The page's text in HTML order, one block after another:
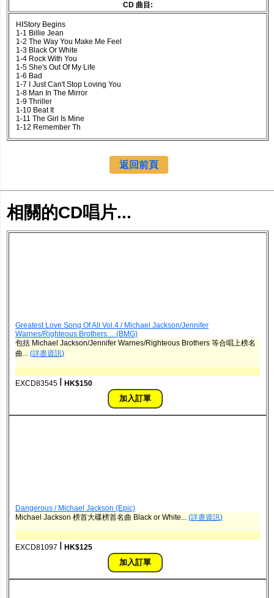
CD 曲目:
HIStory Begins
1-1 Billie Jean
1-2 The Way You Make Me Feel
1-3 Black Or White
1-4 Rock With You
1-5 She's Out Of My Life
1-6 Bad
1-7 I Just Can't Stop Loving You
1-8 Man In The Mirror
1-9 Thriller
1-10 Beat It
1-11 The Girl Is Mine
1-12 Remember Th
返回前頁
相關的CD唱片...
Greatest Love Song Of All Vol.4 / Michael Jackson/Jennifer
Warnes/Righteous Brothers… (BMG)
包括 Michael Jackson/Jennifer Warnes/Righteous Brothers 等合唱上榜名
曲... (詳盡資訊)
EXCD83545 HK$150
Dangerous / Michael Jackson (Epic)
Michael Jackson 榜首大碟榜首名曲 Black or White... (詳盡資訊)
EXCD81097 HK$125